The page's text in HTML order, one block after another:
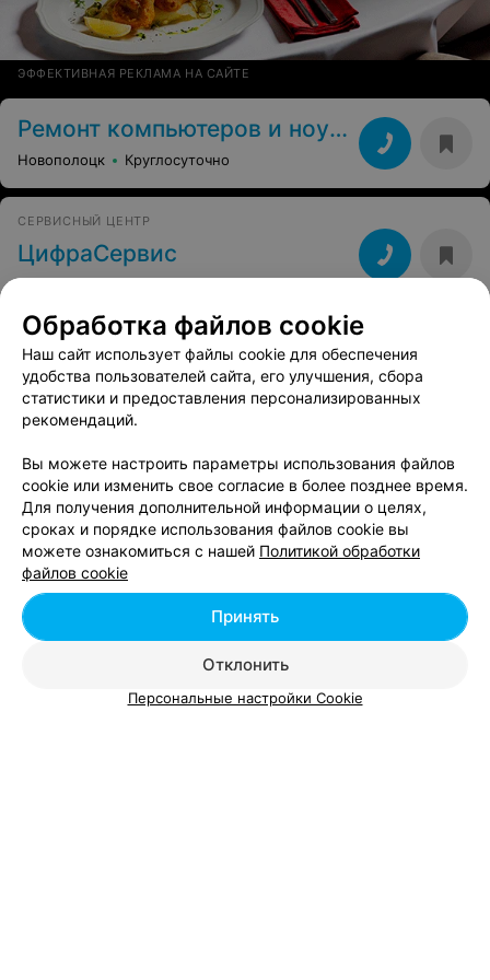
ЭФФЕКТИВНАЯ РЕКЛАМА НА САЙТЕ
Ремонт компьютеров и ноутбуков
Новополоцк Круглосуточно
СЕРВИСНЫЙ ЦЕНТР
ЦифраСервис
Новополоцк, ул. Молодежная, 138а
ЭФФЕКТИВНАЯ РЕКЛАМА НА САЙТЕ
РЕМОНТ КОМПЬЮТЕРНОЙ ТЕХНИКИ
NPServ
Новополоцк
Обработка файлов cookie
Наш сайт использует файлы cookie для обеспечения
удобства пользователей сайта, его улучшения, сбора
статистики и предоставления персонализированных
рекомендаций.
Вы можете настроить параметры использования файлов
cookie или изменить свое согласие в более позднее время.
Для получения дополнительной информации о целях,
сроках и порядке использования файлов cookie вы
можете ознакомиться с нашей Политикой обработки
файлов cookie
Отклонить
Принять
Персональные настройки Cookie